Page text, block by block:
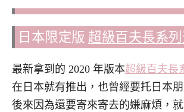
日本限定版 超級百夫長系列
最新拿到的 2020 年版本超級百夫長
在日本就有推出，也曾經要托日本朋
後來因為還要寄來寄去的嫌麻煩，就